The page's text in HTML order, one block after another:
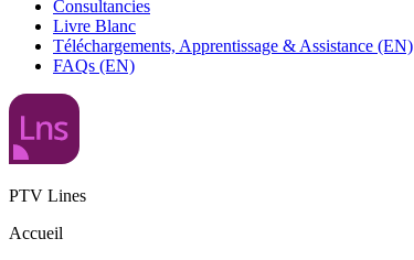
Consultancies
Livre Blanc
Téléchargements, Apprentissage & Assistance (EN)
FAQs (EN)
PTV Lines
Accueil